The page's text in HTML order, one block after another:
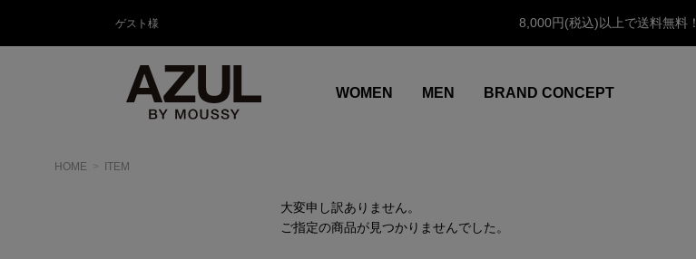
ゲスト様 8,000円(税込)以上で送料無料！
WOMEN MEN BRAND CONCEPT
HOME ITEM
大変申し訳ありません。
ご指定の商品が見つかりませんでした。